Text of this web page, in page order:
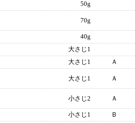
50g
70g
40g
大さじ1
大さじ1 Ａ
大さじ1 Ａ
小さじ2 Ａ
小さじ1 Ｂ